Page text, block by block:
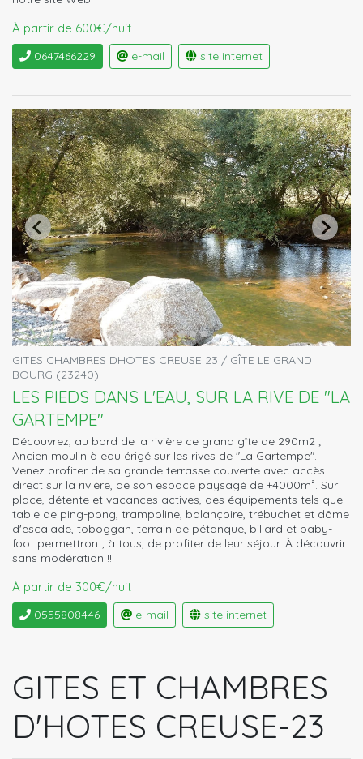
À partir de 600€/nuit
0647466229 e-mail site internet
GITES CHAMBRES DHOTES CREUSE 23 / GÎTE LE GRAND
BOURG (23240)
LES PIEDS DANS L'EAU, SUR LA RIVE DE "LA
GARTEMPE"
Découvrez, au bord de la rivière ce grand gîte de 290m2 ;
Ancien moulin à eau érigé sur les rives de "La Gartempe".
Venez profiter de sa grande terrasse couverte avec accès
direct sur la rivière, de son espace paysagé de +4000m². Sur
place, détente et vacances actives, des équipements tels que
table de ping-pong, trampoline, balançoire, trébuchet et dôme
d'escalade, toboggan, terrain de pétanque, billard et baby-
foot permettront, à tous, de profiter de leur séjour. À découvrir
sans modération !!
À partir de 300€/nuit
0555808446 e-mail site internet
GITES ET CHAMBRES
D'HOTES CREUSE-23